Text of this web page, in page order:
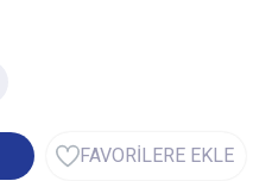
FAVORİLERE EKLE